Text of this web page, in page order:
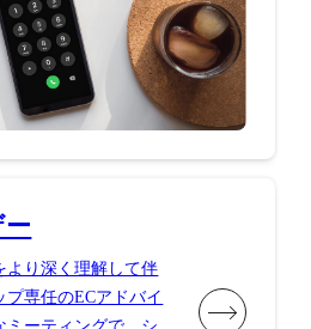
より深く理解して伴
専任のECアドバイ